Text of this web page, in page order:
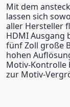
Mit dem
lassen sich
aller Hersteller
HDMI Ausgang
fünf Zoll große
hohen
Motiv-Kontrolle
zur Motiv-